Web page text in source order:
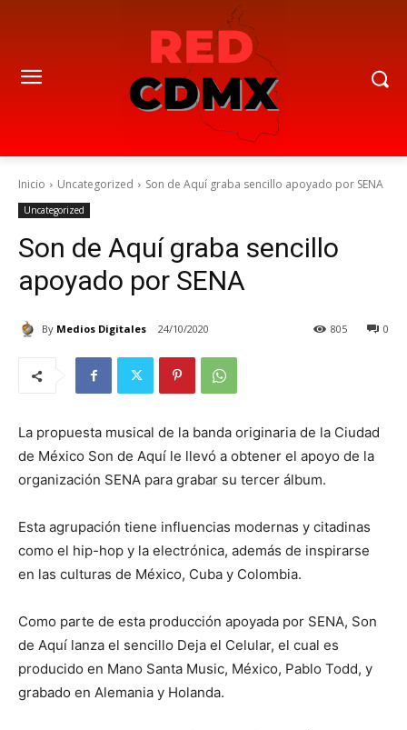
Inicio Uncategorized Son de Aquí graba sencillo apoyado por SENA
Uncategorized
Son de Aquí graba sencillo
apoyado por SENA
By Medios Digitales 24/10/2020 0
805
La propuesta musical de la banda originaria de la Ciudad
de México Son de Aquí le llevó a obtener el apoyo de la
organización SENA para grabar su tercer álbum.
Esta agrupación tiene influencias modernas y citadinas
como el hip-hop y la electrónica, además de inspirarse
en las culturas de México, Cuba y Colombia.
Como parte de esta producción apoyada por SENA, Son
de Aquí lanza el sencillo Deja el Celular, el cual es
producido en Mano Santa Music, México, Pablo Todd, y
grabado en Alemania y Holanda.